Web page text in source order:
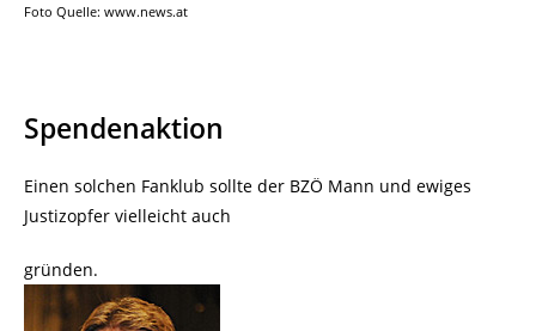
Foto Quelle: www.news.at
Spendenaktion
Einen solchen Fanklub sollte der BZÖ Mann und ewiges
Justizopfer vielleicht auch
gründen.